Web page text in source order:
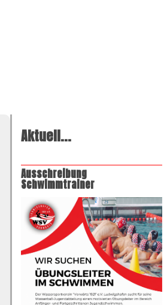
Aktuell...
Ausschreibung
Schwimmtrainer